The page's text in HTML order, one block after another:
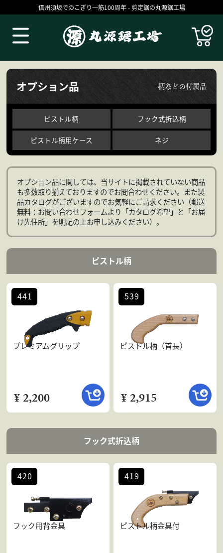
信州須坂でのこぎり一筋100周年 - 剪定鋸の丸源鋸工場
オプション品 柄などの付属品
ピストル柄 フック式折込柄
ピストル柄用ケース ネジ
オプション品に関しては、当サイトに掲載されていない商品
も多数取り揃えておりますのでお問合わせください。また製
品カタログがございますのでお気軽にご請求ください（郵送
無料：お問い合わせフォームより「カタログ希望」と「お届
け先住所」を明記の上お申し込みください）。
ピストル柄
プレミアムグリップ
¥ 2,200
441
ピストル柄（首長）
¥ 2,915
539
フック式折込柄
フック用背金具
420
ピストル柄金具付
419
Products
丸源の技 お買いものガイド
コラム ブログ
会社案内 よくある質問
個人情報保護方針